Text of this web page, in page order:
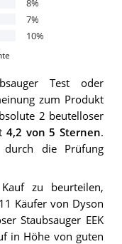
8%
7%
10%
Test oder
zum Produkt
2 beutelloser
4,2 von 5 Sternen.
die Prüfung
zu beurteilen,
Käufer von Dyson
Staubsauger EEK
in Höhe von guten